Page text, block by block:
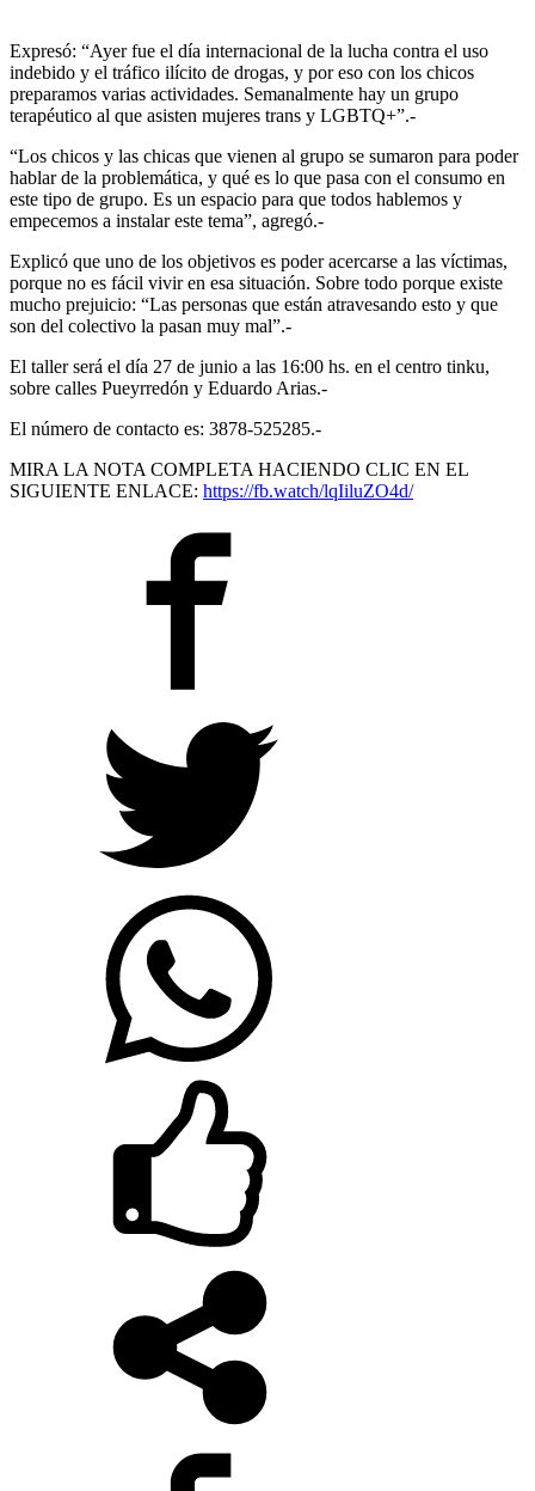
Expresó: “Ayer fue el día internacional de la lucha contra el uso
indebido y el tráfico ilícito de drogas, y por eso con los chicos
preparamos varias actividades. Semanalmente hay un grupo
terapéutico al que asisten mujeres trans y LGBTQ+”.-
“Los chicos y las chicas que vienen al grupo se sumaron para poder
hablar de la problemática, y qué es lo que pasa con el consumo en
este tipo de grupo. Es un espacio para que todos hablemos y
empecemos a instalar este tema”, agregó.-
Explicó que uno de los objetivos es poder acercarse a las víctimas,
porque no es fácil vivir en esa situación. Sobre todo porque existe
mucho prejuicio: “Las personas que están atravesando esto y que
son del colectivo la pasan muy mal”.-
El taller será el día 27 de junio a las 16:00 hs. en el centro tinku,
sobre calles Pueyrredón y Eduardo Arias.-
El número de contacto es: 3878-525285.-
MIRA LA NOTA COMPLETA HACIENDO CLIC EN EL
SIGUIENTE ENLACE: https://fb.watch/lqIiluZO4d/